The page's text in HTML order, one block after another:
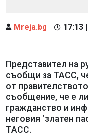
Mreja.bg 17:13
Представител на
съобщи за ТАСС,
от
съобщение, че е
гражданство и
неговия "златен
ТАСС.